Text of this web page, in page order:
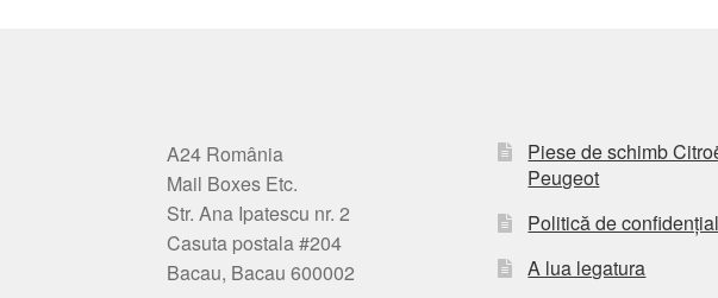
A24 România
Mail Boxes Etc.
Str. Ana Ipatescu nr. 2
Casuta postala #204
Bacau, Bacau 600002
Piese de schimb
Peugeot
Politică de
A lua legatura